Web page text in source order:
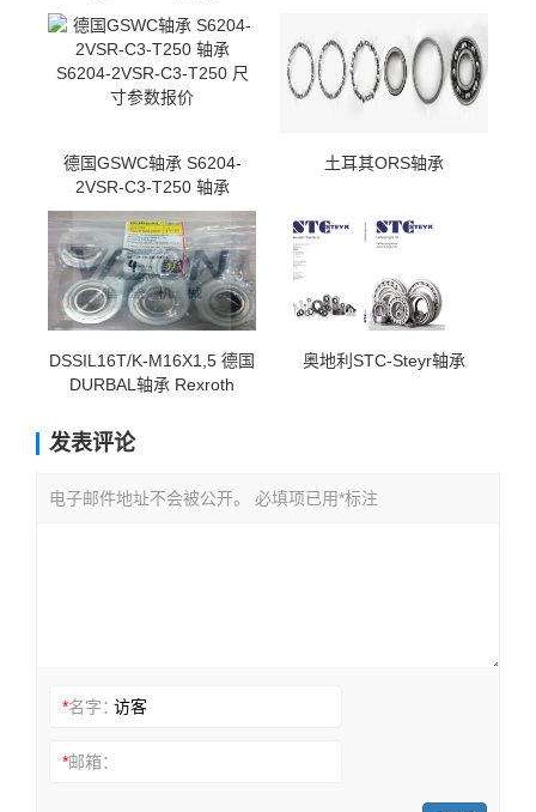
德国GSWC轴承 S6204-
2VSR-C3-T250 轴承
S6204-2VSR-C3-T250 尺
寸参数报价
土耳其ORS轴承
DSSIL16T/K-M16X1,5 德国
DURBAL轴承 Rexroth
奥地利STC-Steyr轴承
发表评论
电子邮件地址不会被公开。 必填项已用*标注
*名字：
*邮箱：